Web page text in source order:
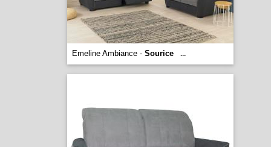
Emeline Ambiance - Sourice ...